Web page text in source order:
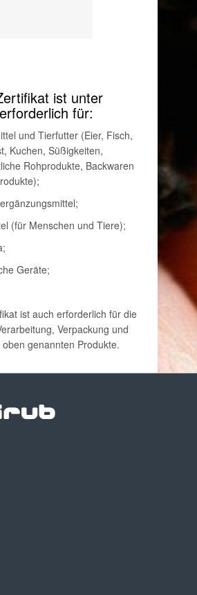
ist unter
für:
und Tierfutter (Eier, Fisch,
Kuchen, Süßigkeiten,
Rohprodukte, Backwaren
(für Menschen und Tiere);
Geräte;
ist auch erforderlich für die
Verpackung und
genannten Produkte.